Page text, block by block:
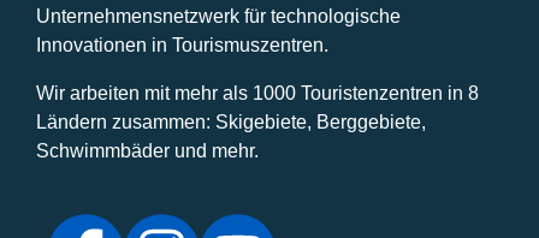
Unternehmensnetzwerk für technologische
Innovationen in Tourismuszentren.
Wir arbeiten mit mehr als 1000 Touristenzentren in 8
Ländern zusammen: Skigebiete, Berggebiete,
Schwimmbäder und mehr.